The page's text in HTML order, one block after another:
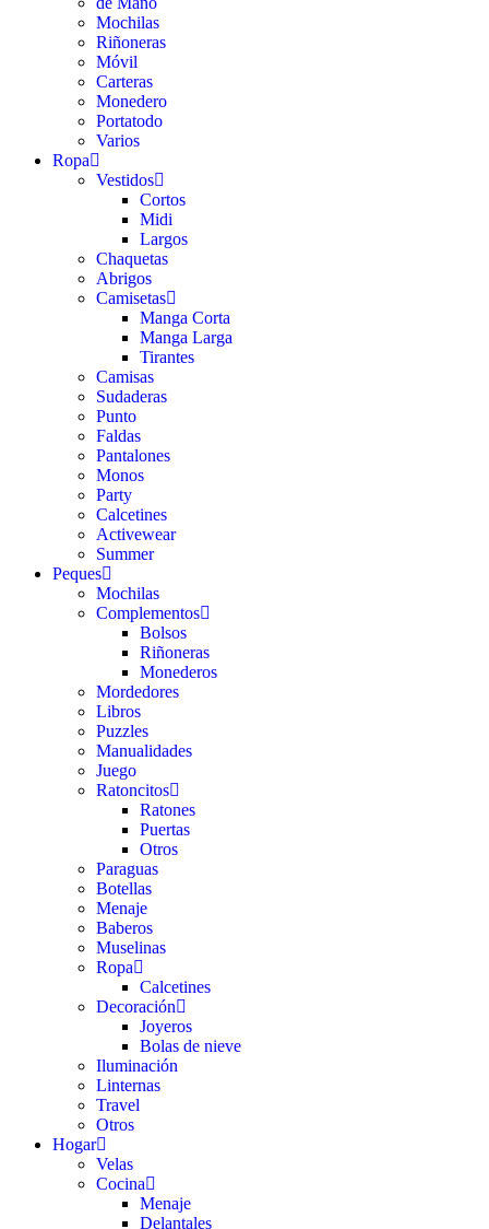
Mochilas
Riñoneras
Móvil
Carteras
Monedero
Portatodo
Varios
Ropa
Vestidos
Cortos
Midi
Largos
Chaquetas
Abrigos
Camisetas
Manga Corta
Manga Larga
Tirantes
Camisas
Sudaderas
Punto
Faldas
Pantalones
Monos
Party
Calcetines
Activewear
Summer
Peques
Mochilas
Complementos
Bolsos
Riñoneras
Monederos
Mordedores
Libros
Puzzles
Manualidades
Juego
Ratoncitos
Ratones
Puertas
Otros
Paraguas
Botellas
Menaje
Baberos
Muselinas
Ropa
Calcetines
Decoración
Joyeros
Bolas de nieve
Iluminación
Linternas
Travel
Otros
Hogar
Velas
Cocina
Menaje
Delantales